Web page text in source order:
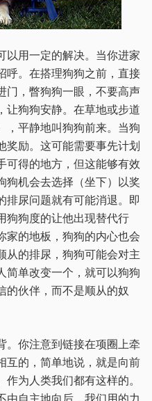
以用一定的解决。当你进家
呼。在搭理狗狗之前，直接
门，瞥狗狗一眼，不要高声
让狗狗安静。在草地或步道
，平静地叫狗狗前来。当狗
奖励。这可能需要事先计划
可得的地方，但这能够有效
狗机会去选择（坐下）以奖
排尿问题就有可能消退。即
狗狗度的让他出现替代行
家的地板，狗狗的内心也会
从的排尿，狗狗可能会对主
简单改变一个，就可以狗狗
的伙伴，而不是顺从的奴
。你注意到链接在项圈上牵
互的，简单地说，就是向前
为人类我们都有这样的。